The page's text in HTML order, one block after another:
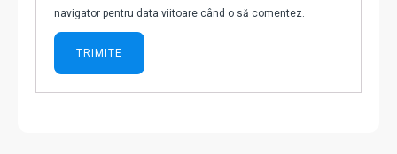
navigator pentru data viitoare când o să comentez.